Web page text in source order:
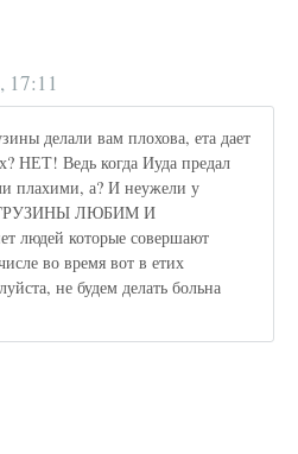
17:11
делали вам плохова, ета дает
НЕТ! Ведь когда Иуда предал
плахими, а? И неужели у
ЛЮБИМ И
которые совершают
во время вот в етих
не будем делать больна